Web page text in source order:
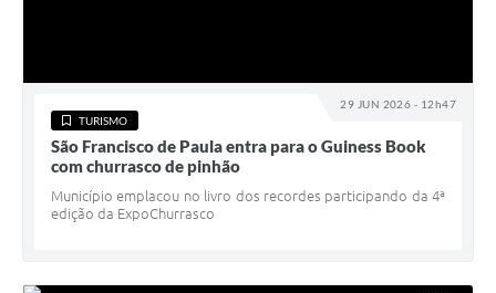
29 JUN 2026 - 12h47
TURISMO
São Francisco de Paula entra para o Guiness Book
com churrasco de pinhão
Município emplacou no livro dos recordes participando da 4ª
edição da ExpoChurrasco